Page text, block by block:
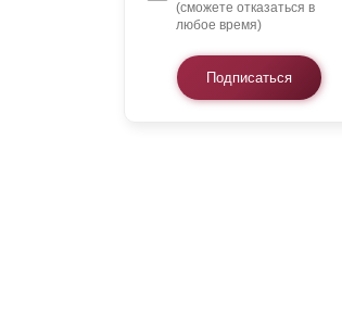
(сможете отказаться в
любое время)
Подписаться